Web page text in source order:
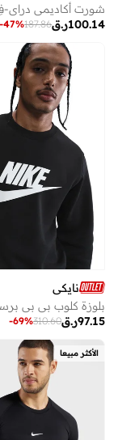
شورت أكاديمي
ر.ق100.14
187.86
-47%
نايكي
ر.ق97.15
310.60
-69%
الأكثر مبيعا